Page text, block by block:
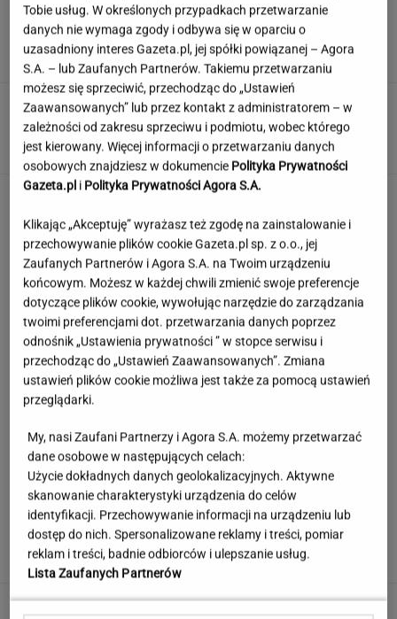
Brutalne ataki na Ukraińców w Polsce. Niemcy
widzą zmianę nastawienia
To Nawrocki wcina na śniadanie. Kucharz
wygadał się, co dla niego przygotowuje
Pustki w kurorcie nad morzem. "Z roku na rok
turystów jest coraz mniej"
Śmiertelne potrącenie Łukasza Litewki.
Tobie usług. W określonych przypadkach przetwarzanie
danych nie wymaga zgody i odbywa się w oparciu o
uzasadniony interes Gazeta.pl, jej spółki powiązanej – Agora
S.A. – lub Zaufanych Partnerów. Takiemu przetwarzaniu
możesz się sprzeciwić, przechodząc do „Ustawień
Zaawansowanych” lub przez kontakt z administratorem – w
zależności od zakresu sprzeciwu i podmiotu, wobec którego
jest kierowany. Więcej informacji o przetwarzaniu danych
osobowych znajdziesz w dokumencie Polityka Prywatności
Gazeta.pl i Polityka Prywatności Agora S.A.
Klikając „Akceptuję” wyrażasz też zgodę na zainstalowanie i
przechowywanie plików cookie Gazeta.pl sp. z o.o., jej
Zaufanych Partnerów i Agora S.A. na Twoim urządzeniu
końcowym. Możesz w każdej chwili zmienić swoje preferencje
dotyczące plików cookie, wywołując narzędzie do zarządzania
twoimi preferencjami dot. przetwarzania danych poprzez
odnośnik „Ustawienia prywatności ” w stopce serwisu i
przechodząc do „Ustawień Zaawansowanych”. Zmiana
ustawień plików cookie możliwa jest także za pomocą ustawień
przeglądarki.
My, nasi Zaufani Partnerzy i Agora S.A. możemy przetwarzać
dane osobowe w następujących celach:
Użycie dokładnych danych geolokalizacyjnych. Aktywne
skanowanie charakterystyki urządzenia do celów
identyfikacji. Przechowywanie informacji na urządzeniu lub
dostęp do nich. Spersonalizowane reklamy i treści, pomiar
reklam i treści, badnie odbiorców i ulepszanie usług.
Lista Zaufanych Partnerów